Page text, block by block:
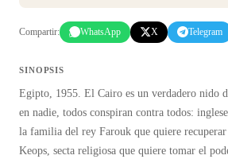
Compartir: WhatsApp X Telegram
SINOPSIS
Egipto, 1955. El Cairo es un verdadero nido
en nadie, todos conspiran contra todos:
la familia del rey Farouk que quiere
Keops, secta religiosa que quiere tomar el